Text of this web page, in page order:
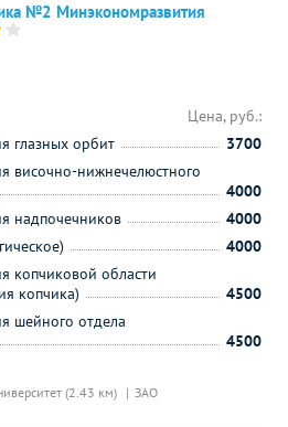
№2 Минэкономразвития
(2.43 км) ЗАО
Цена, руб.:
глазных орбит
3700
височно-нижнечелюстного
4000
надпочечников
4000
4000
копчиковой области
копчика)
4500
шейного отдела
4500